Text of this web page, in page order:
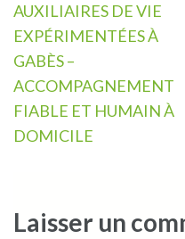
Navigation
de
l’article
AUXILIAIRES DE VIE
EXPÉRIMENTÉES À
GABÈS –
ACCOMPAGNEMENT
FIABLE ET HUMAIN À
DOMICILE
Laisser un